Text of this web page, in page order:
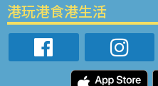
港玩港食港生活